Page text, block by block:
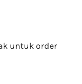
untuk order